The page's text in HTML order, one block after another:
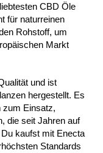
CBD Öle
für naturreinen
Rohstoff, um
Markt
und ist
hergestellt. Es
zum Einsatz,
die seit Jahren auf
kaufst mit Enecta
Standards